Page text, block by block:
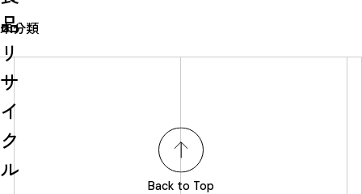
Action list
品
リ
サ
イ
ク
ル
未分類
Back to Top